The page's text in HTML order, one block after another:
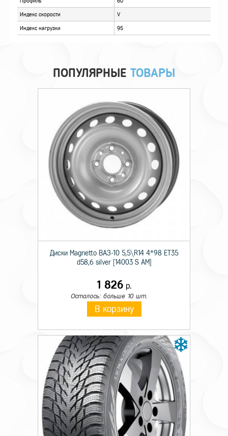
Технические характеристики
Индекс нагрузки 95
ПОПУЛЯРНЫЕ ТОВАРЫ
Диски Magnetto ВАЗ-10 5,5\R14 4*98 ET35
d58,6 silver [14003 S AM]
1 826р.
Осталось: больше 10 шт.
В корзину